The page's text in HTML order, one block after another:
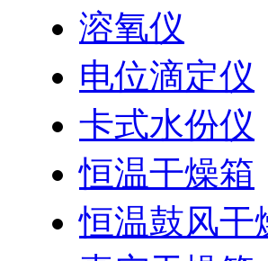
溶氧仪
电位滴定仪
卡式水份仪
恒温干燥箱
恒温鼓风干